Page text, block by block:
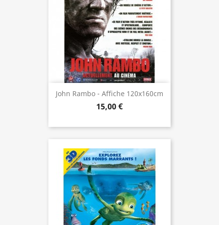
John Rambo - Affiche 120x160cm
15,00 €